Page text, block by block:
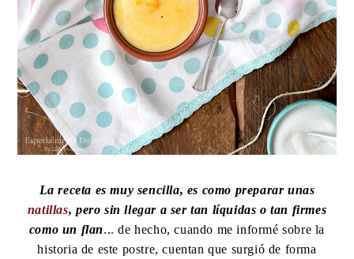
La receta es muy sencilla, es como preparar unas
natillas, pero sin llegar a ser tan líquidas o tan firmes
como un flan... de hecho, cuando me informé sobre la
historia de este postre, cuentan que surgió de forma